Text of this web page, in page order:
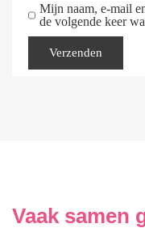
Mijn naam, e-mail
de volgende keer
Vaak samen